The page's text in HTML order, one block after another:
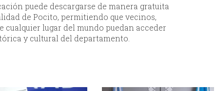
puede descargarse de manera gratuita
de Pocito, permitiendo que vecinos,
cualquier lugar del mundo puedan acceder
y cultural del departamento.